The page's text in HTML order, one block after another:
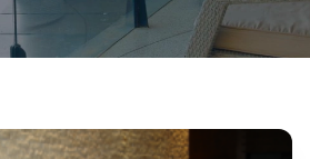
Serviços